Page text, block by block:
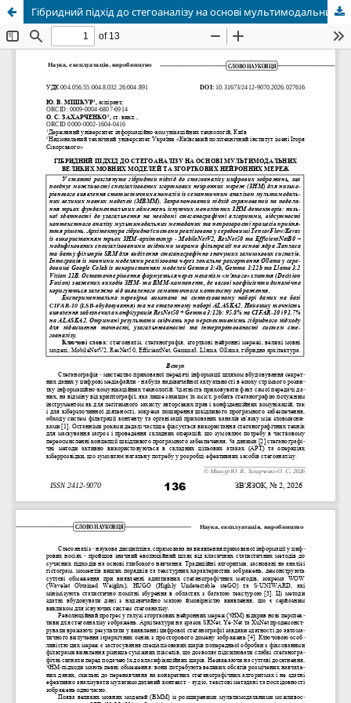
Гібридний підхід до стегоаналізу на основі мультимодальних великих мовних моделей та згорткових нейронних мереж